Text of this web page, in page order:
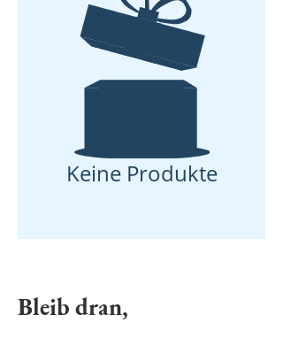
Keine Produkte
Bleib dran,